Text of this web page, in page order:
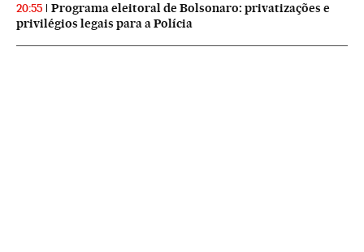
20:55
Programa eleitoral de Bolsonaro: privatizações e
privilégios legais para a Polícia